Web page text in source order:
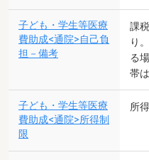
子ども・学生等医療
費助成<通院>自己負
担－備考
課
り
る
帯
子ども・学生等医療
費助成<通院>所得制
限
所